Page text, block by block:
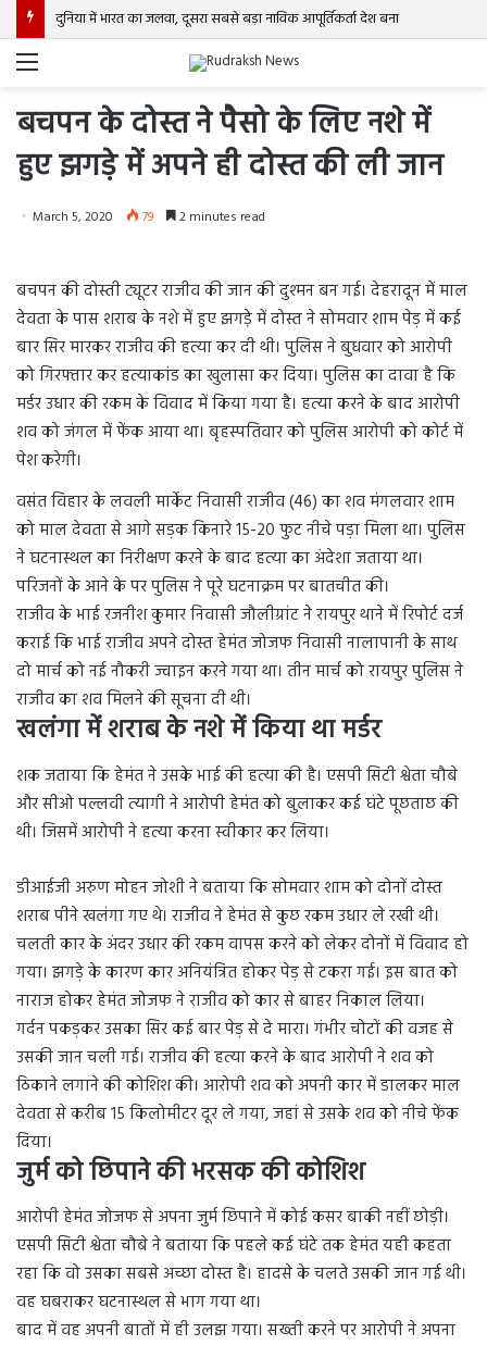
दुनिया में भारत का जलवा, दूसरा सबसे बड़ा नाविक आपूर्तिकर्ता देश बना
Menu
बचपन के दोस्त ने पैसो के लिए नशे में
हुए झगडे़ में अपने ही दोस्त की ली जान
March 5, 2020 79 2 minutes read
बचपन की दोस्ती ट्यूटर राजीव की जान की दुश्मन बन गई। देहरादून में माल
देवता के पास शराब के नशे में हुए झगडे़ में दोस्त ने सोमवार शाम पेड़ में कई
बार सिर मारकर राजीव की हत्या कर दी थी। पुलिस ने बुधवार को आरोपी
को गिरफ्तार कर हत्याकांड का खुलासा कर दिया। पुलिस का दावा है कि
मर्डर उधार की रकम के विवाद में किया गया है। हत्या करने के बाद आरोपी
शव को जंगल में फेंक आया था। बृहस्पतिवार को पुलिस आरोपी को कोर्ट में
पेश करेगी।
वसंत विहार के लवली मार्केट निवासी राजीव (46) का शव मंगलवार शाम
को माल देवता से आगे सड़क किनारे 15-20 फुट नीचे पड़ा मिला था। पुलिस
ने घटनास्थल का निरीक्षण करने के बाद हत्या का अंदेशा जताया था।
परिजनों के आने के पर पुलिस ने पूरे घटनाक्रम पर बातचीत की।
राजीव के भाई रजनीश कुमार निवासी जौलीग्रांट ने रायपुर थाने में रिपोर्ट दर्ज
कराई कि भाई राजीव अपने दोस्त हेमंत जोजफ निवासी नालापानी के साथ
दो मार्च को नई नौकरी ज्वाइन करने गया था। तीन मार्च को रायपुर पुलिस ने
राजीव का शव मिलने की सूचना दी थी।
खलंगा में शराब के नशे में किया था मर्डर
शक जताया कि हेमंत ने उसके भाई की हत्या की है। एसपी सिटी श्वेता चौबे
और सीओ पल्लवी त्यागी ने आरोपी हेमंत को बुलाकर कई घंटे पूछताछ की
थी। जिसमें आरोपी ने हत्या करना स्वीकार कर लिया।
डीआईजी अरुण मोहन जोशी ने बताया कि सोमवार शाम को दोनाें दोस्त
शराब पीने खलंगा गए थे। राजीव ने हेमंत से कुछ रकम उधार ले रखी थी।
चलती कार के अंदर उधार की रकम वापस करने को लेकर दोनों में विवाद हो
गया। झगड़े के कारण कार अनियंत्रित होकर पेड़ से टकरा गई। इस बात को
नाराज होकर हेमंत जोजफ ने राजीव को कार से बाहर निकाल लिया।
गर्दन पकड़कर उसका सिर कई बार पेड़ से दे मारा। गंभीर चोटों की वजह से
उसकी जान चली गई। राजीव की हत्या करने के बाद आरोपी ने शव को
ठिकाने लगाने की कोशिश की। आरोपी शव को अपनी कार में डालकर माल
देवता से करीब 15 किलोमीटर दूर ले गया, जहां से उसके शव को नीचे फेंक
दिया।
जुर्म को छिपाने की भरसक की कोशिश
आरोपी हेमंत जोजफ से अपना जुर्म छिपाने में कोई कसर बाकी नहीं छोड़ी।
एसपी सिटी श्वेता चौबे ने बताया कि पहले कई घंटे तक हेमंत यही कहता
रहा कि वो उसका सबसे अच्छा दोस्त है। हादसे के चलते उसकी जान गई थी।
वह घबराकर घटनास्थल से भाग गया था।
बाद में वह अपनी बातों में ही उलझ गया। सख्ती करने पर आरोपी ने अपना